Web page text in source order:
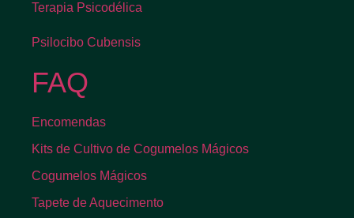
Terapia Psicodélica
Psilocibo Cubensis
FAQ
Encomendas
Kits de Cultivo de Cogumelos Mágicos
Cogumelos Mágicos
Tapete de Aquecimento